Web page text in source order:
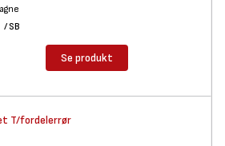
/ SB
Se produkt
T/fordelerrør